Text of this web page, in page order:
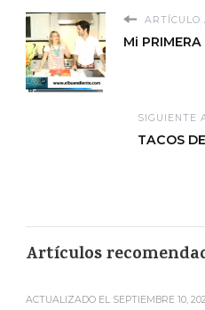
ARTÍCULO
Mi
SIGUIENTE
TACOS
Artículos
ACTUALIZADO EL SEPTIEMBRE 10,